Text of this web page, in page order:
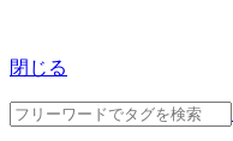
閉じる